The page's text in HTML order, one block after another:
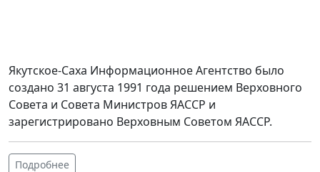
Якутское-Саха Информационное Агентство было
создано 31 августа 1991 года решением Верховного
Совета и Совета Министров ЯАССР и
зарегистрировано Верховным Советом ЯАССР.
Подробнее